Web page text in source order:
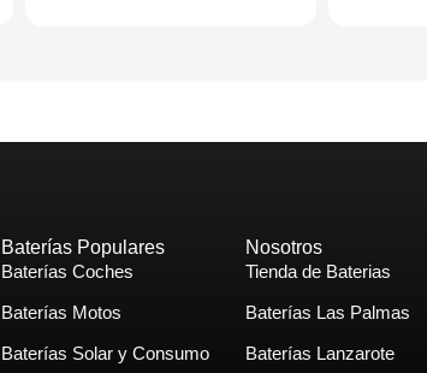
Baterías Populares
Baterías Coches
Baterías Motos
Baterías Solar y Consumo
Nosotros
Tienda de Baterias
Baterías Las Palmas
Baterías Lanzarote